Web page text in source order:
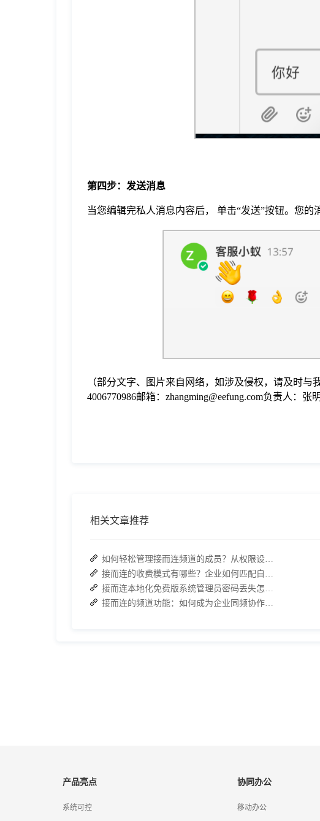
第四步：发送消息
当您编辑完私人消息内容后， 单击“发送”按钮。您的
（部分文字、图片来自网络，如涉及侵权，请及时与
4006770986邮箱：zhangming@eefung.com负责人：张明
相关文章推荐
如何轻松管理接而连频道的成员？从权限设置到高效协作全指南
接而连的收费模式有哪些？企业如何匹配自身需求？
接而连本地化免费版系统管理员密码丢失怎么办？两种解决方案帮你快速恢复权限
接而连的频道功能：如何成为企业同频协作的高效枢纽？
产品亮点
系统可控
协同办公
移动办公